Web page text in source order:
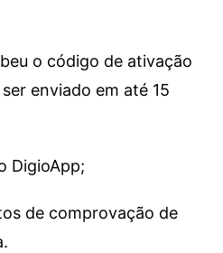
o código de ativação
enviado em até 15
DigioApp;
de comprovação de